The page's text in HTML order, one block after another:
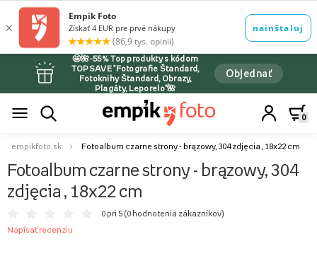
🤩🌺-55% Top produkty s kódom
TOPSAVE *Fotografie Štandard,
Fotoknihy Štandard, Obrazy,
Plagáty, Leporelo*🌺
Objednať
0
empikfoto.sk Fotoalbum czarne strony - brązowy, 304 zdjęcia , 18x22 cm
Fotoalbum czarne strony - brązowy, 304
zdjęcia , 18x22 cm
0 pri 5 (0 hodnotenia zákazníkov)
Napísať recenziu